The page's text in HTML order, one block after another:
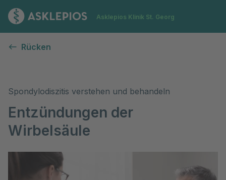
Zur Startseite
Asklepios Klinik St. Georg
Rücken
Spondylodiszitis verstehen und behandeln
Entzündungen der
Wirbelsäule